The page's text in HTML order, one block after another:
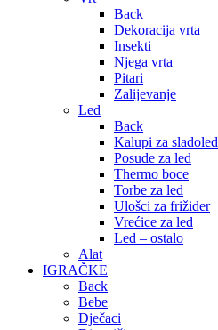
Back
Dekoracija vrta
Insekti
Njega vrta
Pitari
Zalijevanje
Led
Back
Kalupi za sladoled
Posude za led
Thermo boce
Torbe za led
Ulošci za frižider
Vrećice za led
Led – ostalo
Alat
IGRAČKE
Back
Bebe
Dječaci